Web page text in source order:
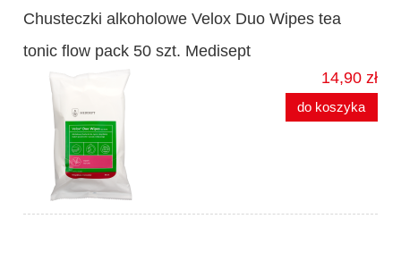
Chusteczki alkoholowe Velox Duo Wipes tea
tonic flow pack 50 szt. Medisept
14,90 zł
do koszyka